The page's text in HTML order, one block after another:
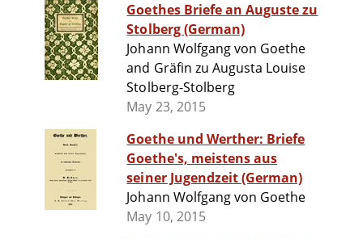
Goethes Briefe an Auguste zu
Stolberg (German)
Johann Wolfgang von Goethe
and Gräfin zu Augusta Louise
Stolberg-Stolberg
May 23, 2015
Goethe und Werther: Briefe
Goethe's, meistens aus
seiner Jugendzeit (German)
Johann Wolfgang von Goethe
May 10, 2015